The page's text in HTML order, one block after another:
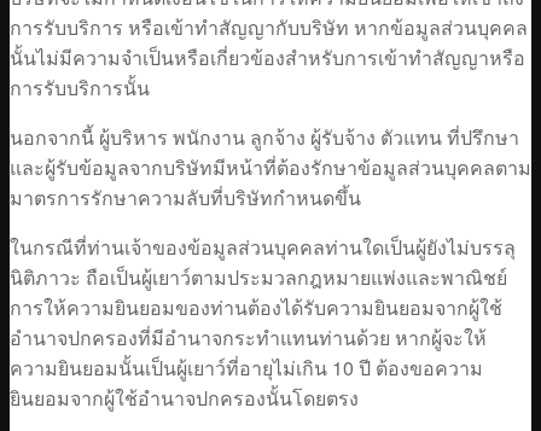
การรับบริการ หรือเข้าทำสัญญากับบริษัท หากข้อมูลส่วนบุคคล
นั้นไม่มีความจำเป็นหรือเกี่ยวข้องสำหรับการเข้าทำสัญญาหรือ
การรับบริการนั้น
นอกจากนี้ ผู้บริหาร พนักงาน ลูกจ้าง ผู้รับจ้าง ตัวแทน ที่ปรึกษา
และผู้รับข้อมูลจากบริษัทมีหน้าที่ต้องรักษาข้อมูลส่วนบุคคลตาม
มาตรการรักษาความลับที่บริษัทกำหนดขึ้น
ในกรณีที่ท่านเจ้าของข้อมูลส่วนบุคคลท่านใดเป็นผู้ยังไม่บรรลุ
นิติภาวะ ถือเป็นผู้เยาว์ตามประมวลกฎหมายแพ่งและพาณิชย์
การให้ความยินยอมของท่านต้องได้รับความยินยอมจากผู้ใช้
อำนาจปกครองที่มีอำนาจกระทำแทนท่านด้วย หากผู้จะให้
ความยินยอมนั้นเป็นผู้เยาว์ที่อายุไม่เกิน 10 ปี ต้องขอความ
ยินยอมจากผู้ใช้อำนาจปกครองนั้นโดยตรง